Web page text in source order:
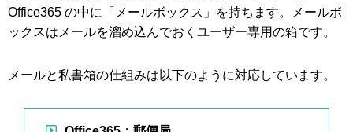
Office365 の中に「メールボックス」を持ちます。メールボ
ックスはメールを溜め込んでおくユーザー専用の箱です。
メールと私書箱の仕組みは以下のように対応しています。